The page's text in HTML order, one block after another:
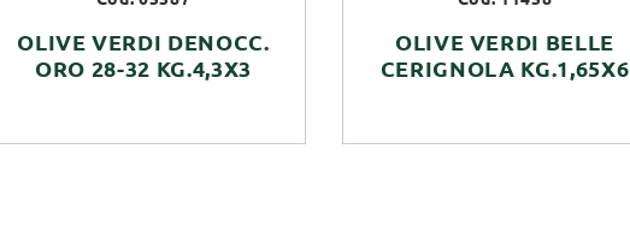
OLIVE VERDI DENOCC.
ORO 28-32 KG.4,3X3
OLIVE VERDI BELLE
CERIGNOLA KG.1,65X6